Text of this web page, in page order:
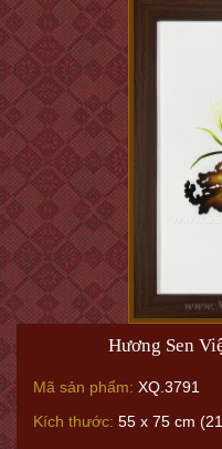
Hương Sen
Mã sản phẩm: XQ.3791
Kích thước: 55 x 75 cm